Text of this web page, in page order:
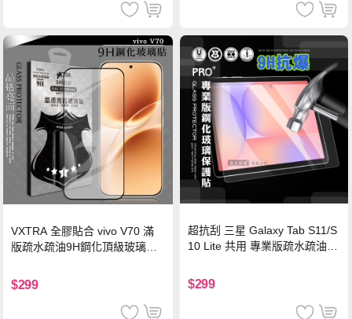
VXTRA 全膠貼合 vivo V70 滿
版疏水疏油9H鋼化頂級玻璃貼
$299
超抗刮 三星 Galaxy Tab S11/S
10 Lite 共用 專業版疏水疏油9
$299